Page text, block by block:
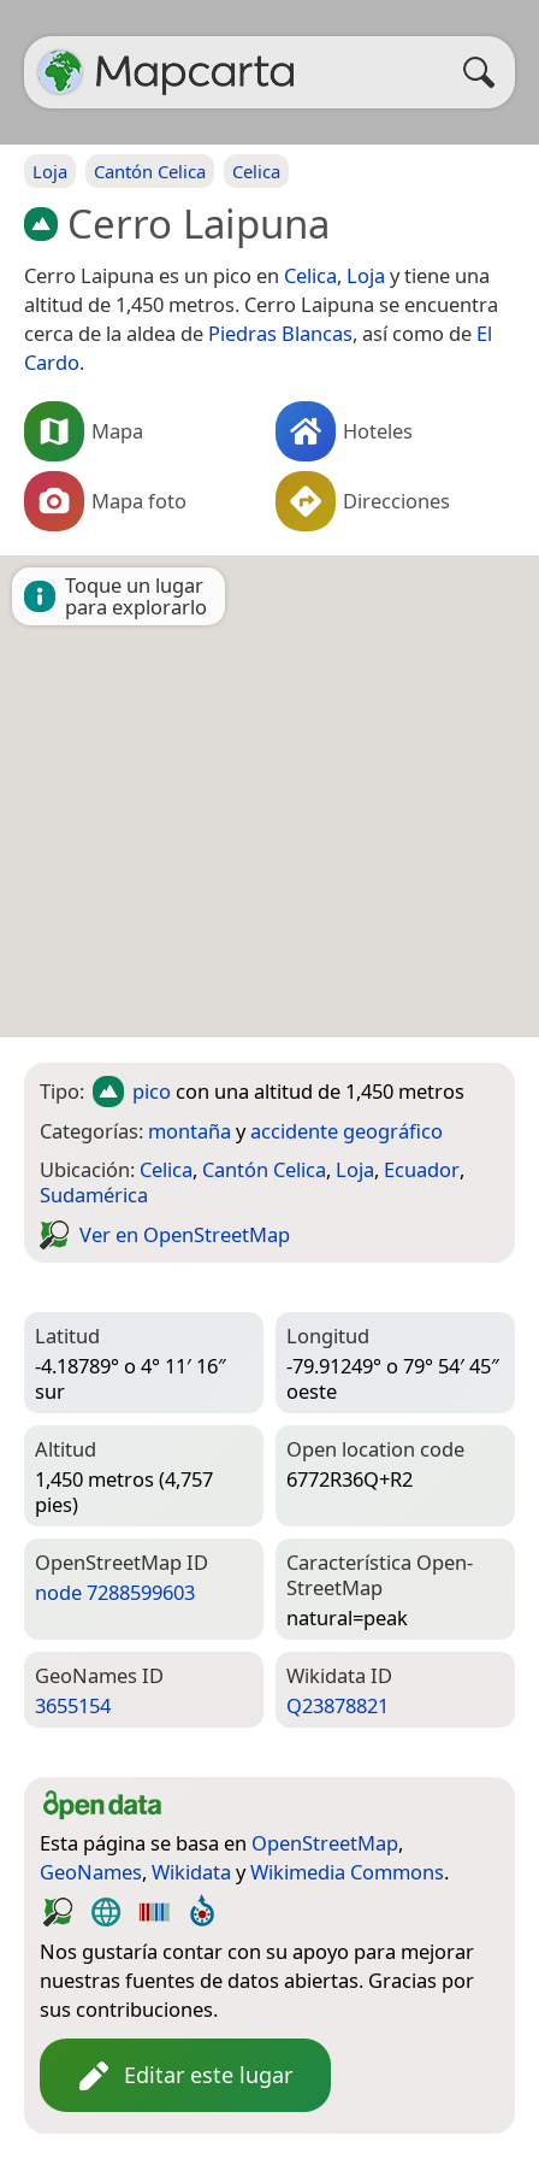
Loja Cantón Celica Celica
Cerro Laipuna
Cerro Laipuna es un pico en Celica, Loja y tiene una
altitud de 1,450 metros. Cerro Laipuna se encuentra
cerca de la aldea de Piedras Blancas, así como de El
Cardo.
Mapa Hoteles
Mapa foto Direcciones
Toque un lugar
para explorarlo
Tipo: pico con una altitud de 1,450 metros
Categorías: montaña yaccidente geográfico
Ubicación: Celica, Cantón Celica, Loja, Ecuador,
Sudamérica
Ver en Open­Street­Map
Latitud
-4.18789° o 4° 11′ 16″
sur
Longitud
-79.91249° o 79° 54′ 45″
oeste
Altitud
1,450 metros (4,757
pies)
Open location code
6772R36Q+R2
Open­Street­Map ID
node 7288599603
Característica Open­
Street­Map
natural=­peak
Geo­Names ID
3655154
Wiki­data ID
Q23878821
Esta página se basa en OpenStreetMap,
GeoNames, Wikidata yWikimedia Commons.
Nos gustaría contar con su apoyo para mejorar
nuestras fuentes de datos abiertas. Gracias por
sus contribuciones.
Editar este lugar